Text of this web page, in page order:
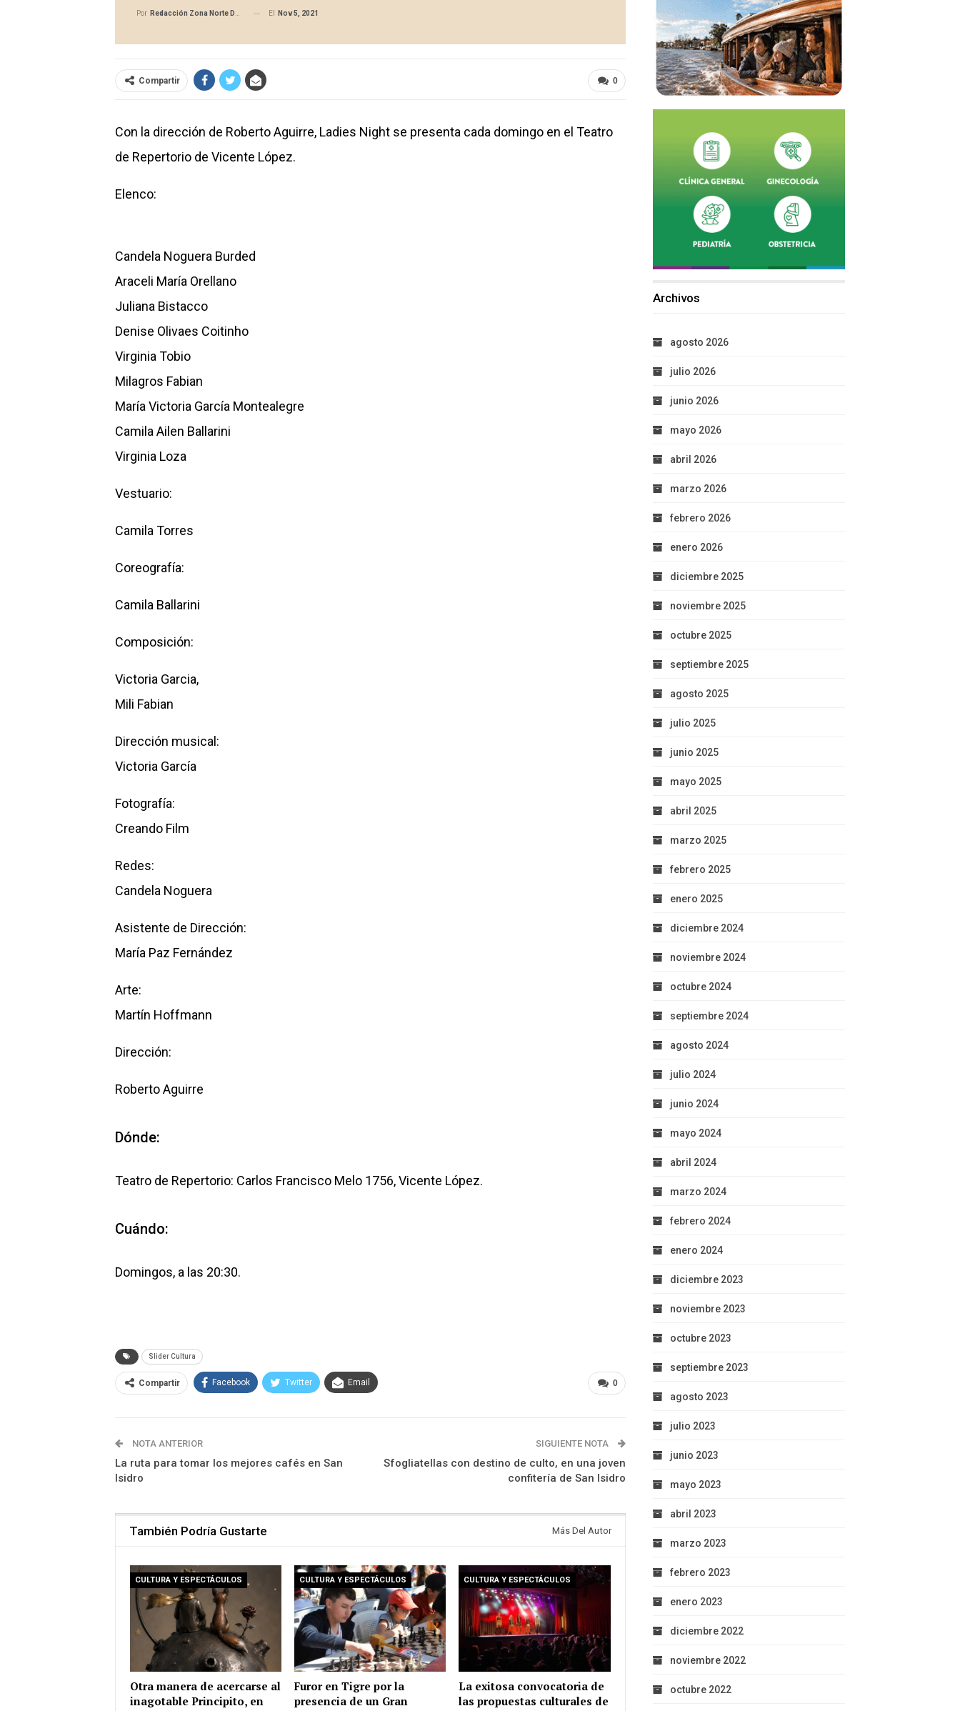
Por Redacción Zona Norte Daily El Nov 5, 2021
0
Compartir
Con la dirección de Roberto Aguirre, Ladies Night se presenta cada domingo en el Teatro
de Repertorio de Vicente López.
Elenco:
Candela Noguera Burded
Araceli María Orellano
Juliana Bistacco
Denise Olivaes Coitinho
Virginia Tobio
Milagros Fabian
María Victoria García Montealegre
Camila Ailen Ballarini
Virginia Loza
Vestuario:
Camila Torres
Coreografía:
Camila Ballarini
Composición:
Victoria Garcia,
Mili Fabian
Dirección musical:
Victoria García
Fotografía:
Creando Film
Redes:
Candela Noguera
Asistente de Dirección:
María Paz Fernández
Arte:
Martín Hoffmann
Dirección:
Roberto Aguirre
Dónde:
Teatro de Repertorio: Carlos Francisco Melo 1756, Vicente López.
Cuándo:
Domingos, a las 20:30.
Slider Cultura
0
Compartir Facebook Twitter Email
NOTA ANTERIOR
La ruta para tomar los mejores cafés en San
Isidro
SIGUIENTE NOTA
Sfogliatellas con destino de culto, en una joven
confitería de San Isidro
También Podría Gustarte Más Del Autor
CULTURA Y ESPECTÁCULOS
Otra manera de acercarse al
inagotable Principito, en
CULTURA Y ESPECTÁCULOS
Furor en Tigre por la
presencia de un Gran
CULTURA Y ESPECTÁCULOS
La exitosa convocatoria de
las propuestas culturales de
Archivos
agosto 2026
julio 2026
junio 2026
mayo 2026
abril 2026
marzo 2026
febrero 2026
enero 2026
diciembre 2025
noviembre 2025
octubre 2025
septiembre 2025
agosto 2025
julio 2025
junio 2025
mayo 2025
abril 2025
marzo 2025
febrero 2025
enero 2025
diciembre 2024
noviembre 2024
octubre 2024
septiembre 2024
agosto 2024
julio 2024
junio 2024
mayo 2024
abril 2024
marzo 2024
febrero 2024
enero 2024
diciembre 2023
noviembre 2023
octubre 2023
septiembre 2023
agosto 2023
julio 2023
junio 2023
mayo 2023
abril 2023
marzo 2023
febrero 2023
enero 2023
diciembre 2022
noviembre 2022
octubre 2022